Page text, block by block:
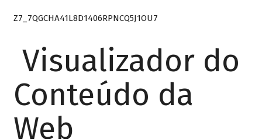
Z7_7QGCHA41L8D1406RPNCQ5J1OU7
Visualizador do
Conteúdo da
Web